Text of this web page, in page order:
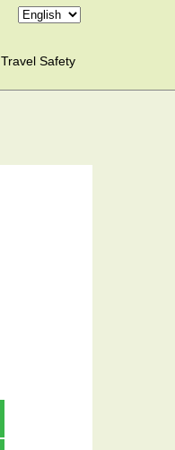
Travel Safety